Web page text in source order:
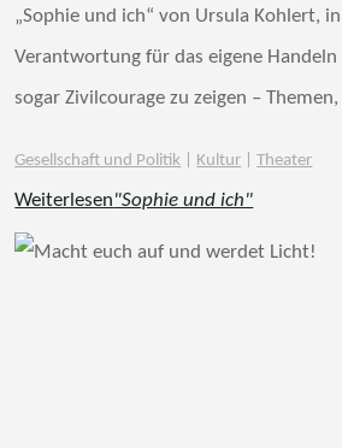
„Sophie und ich“ von Ursula Kohlert,
Verantwortung für das eigene
sogar Zivilcourage zu zeigen –
Gesellschaft und Politik Kultur Theater
Weiterlesen"Sophie und ich"